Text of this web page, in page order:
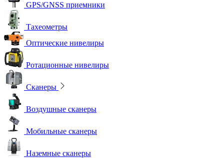
GPS/GNSS приемники
Тахеометры
Оптические нивелиры
Ротационные нивелиры
Сканеры
Воздушные сканеры
Мобильные сканеры
Наземные сканеры